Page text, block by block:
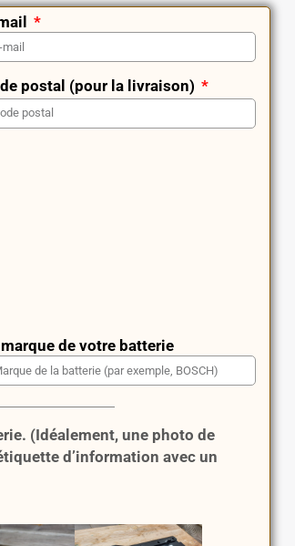
postal (pour la livraison)
marque de votre batterie
(Idéalement, une photo de
d’information avec un